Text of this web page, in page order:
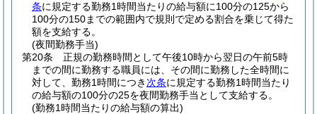
条に規定する勤務1時間当たりの給与額に100分の125から
100分の150までの範囲内で規則で定める割合を乗じて得た
額を支給する。
(夜間勤務手当)
第20条
正規の勤務時間として午後10時から翌日の午前5時
までの間に勤務する職員には、その間に勤務した全時間に
対して、勤務1時間につき 次条に規定する勤務1時間当たり
の給与額の100分の25を夜間勤務手当として支給する。
(勤務1時間当たりの給与額の算出)